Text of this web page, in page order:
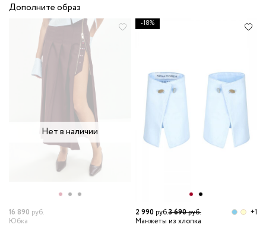
Дополните образ
Нет в наличии
16 890 руб.
Юбка
-18%
2 990руб.3 690руб.
Манжеты из хлопка
+1